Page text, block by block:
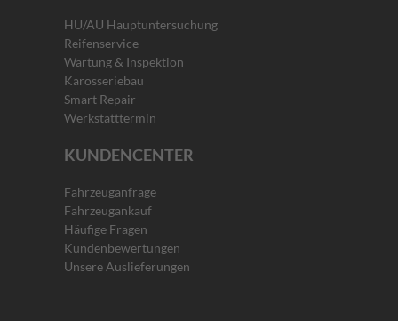
HU/AU Hauptuntersuchung
Reifenservice
Wartung & Inspektion
Karosseriebau
Smart Repair
Werkstatttermin
KUNDENCENTER
Fahrzeuganfrage
Fahrzeugankauf
Häufige Fragen
Kundenbewertungen
Unsere Auslieferungen